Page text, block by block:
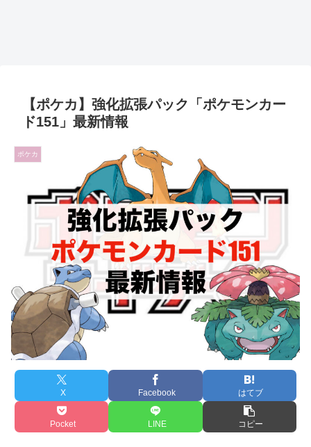
【ポケカ】強化拡張パック「ポケモンカー
ド151」最新情報
ポケカ
X Facebook はてブ
Pocket LINE コピー